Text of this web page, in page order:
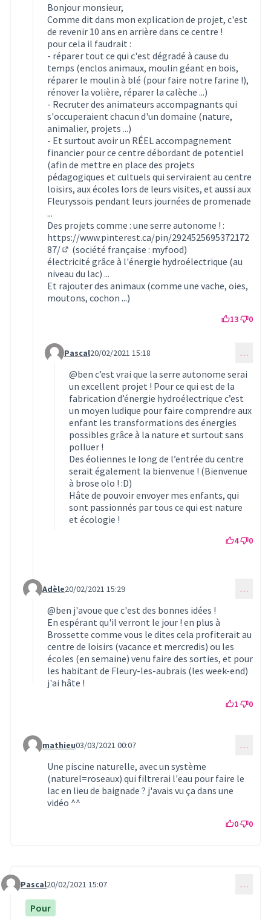
Bonjour monsieur,
Comme dit dans mon explication de projet, c'est
de revenir 10 ans en arrière dans ce centre !
pour cela il faudrait :
- réparer tout ce qui c'est dégradé à cause du
temps (enclos animaux, moulin géant en bois,
réparer le moulin à blé (pour faire notre farine !),
rénover la volière, réparer la calèche ...)
- Recruter des animateurs accompagnants qui
s'occuperaient chacun d'un domaine (nature,
animalier, projets ...)
- Et surtout avoir un RÉEL accompagnement
financier pour ce centre débordant de potentiel
(afin de mettre en place des projets
pédagogiques et cultuels qui serviraient au centre
loisirs, aux écoles lors de leurs visites, et aussi aux
Fleuryssois pendant leurs journées de promenade
...
Des projets comme : une serre autonome ! :
https://www.pinterest.ca/pin/2924525695372172
87/
(Lien externe)
(société française : myfood)
électricité grâce à l'énergie hydroélectrique (au
niveau du lac) ...
Et rajouter des animaux (comme une vache, oies,
moutons, cochon ...)
13 0
Commentaire 288 (réponse au commentaire 284)
Pascal20/02/2021 15:18 …
@ben c’est vrai que la serre autonome serai
un excellent projet ! Pour ce qui est de la
fabrication d’énergie hydroélectrique c’est
un moyen ludique pour faire comprendre aux
enfant les transformations des énergies
possibles grâce à la nature et surtout sans
polluer !
Des éoliennes le long de l’entrée du centre
serait également la bienvenue ! (Bienvenue
à brose olo ! :D)
Hâte de pouvoir envoyer mes enfants, qui
sont passionnés par tous ce qui est nature
et écologie !
4 0
Commentaire 290 (réponse au commentaire 270)
Adèle20/02/2021 15:29 …
@ben j'avoue que c'est des bonnes idées !
En espérant qu'il verront le jour ! en plus à
Brossette comme vous le dites cela profiterait au
centre de loisirs (vacance et mercredis) ou les
écoles (en semaine) venu faire des sorties, et pour
les habitant de Fleury-les-aubrais (les week-end)
j'ai hâte !
1 0
Commentaire 316 (réponse au commentaire 270)
mathieu03/03/2021 00:07 …
Une piscine naturelle, avec un système
(naturel=roseaux) qui filtrerai l'eau pour faire le
lac en lieu de baignade ? j'avais vu ça dans une
vidéo ^^
0 0
Commentaire 287
Pascal20/02/2021 15:07 …
Pour